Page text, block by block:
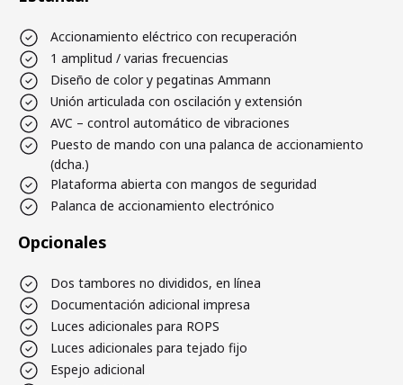
Accionamiento eléctrico con recuperación
1 amplitud / varias frecuencias
Diseño de color y pegatinas Ammann
Unión articulada con oscilación y extensión
AVC – control automático de vibraciones
Puesto de mando con una palanca de accionamiento
(dcha.)
Plataforma abierta con mangos de seguridad
Palanca de accionamiento electrónico
Opcionales
Dos tambores no divididos, en línea
Documentación adicional impresa
Luces adicionales para ROPS
Luces adicionales para tejado fijo
Espejo adicional